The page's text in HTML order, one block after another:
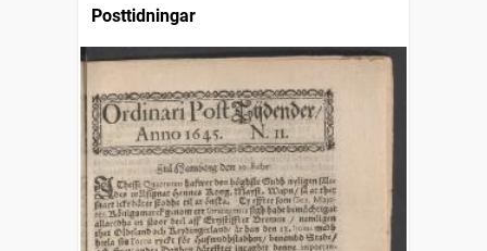
Posttidningar